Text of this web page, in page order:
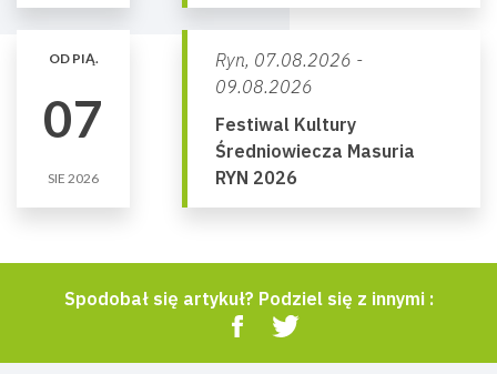
OD PIĄ.
07
SIE 2026
Ryn, 07.08.2026 -
09.08.2026
Festiwal Kultury
Średniowiecza Masuria
RYN 2026
Spodobał się artykuł? Podziel się z innymi :